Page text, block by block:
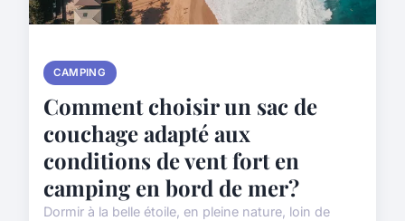
CAMPING
Comment choisir un sac de
couchage adapté aux
conditions de vent fort en
camping en bord de mer?
Dormir à la belle étoile, en pleine nature, loin de